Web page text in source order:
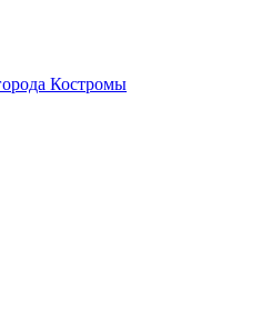
Костромы